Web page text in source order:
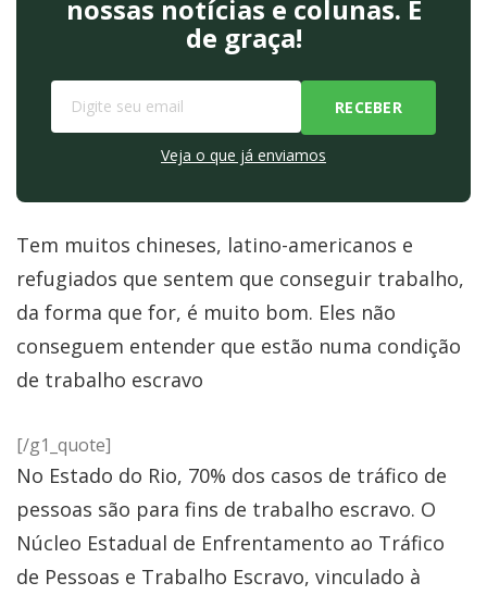
nossas notícias e colunas. É
de graça!
Veja o que já enviamos
Tem muitos chineses, latino-americanos e
refugiados que sentem que conseguir trabalho,
da forma que for, é muito bom. Eles não
conseguem entender que estão numa condição
de trabalho escravo
[/g1_quote]
No Estado do Rio, 70% dos casos de tráfico de
pessoas são para fins de trabalho escravo. O
Núcleo Estadual de Enfrentamento ao Tráfico
de Pessoas e Trabalho Escravo, vinculado à